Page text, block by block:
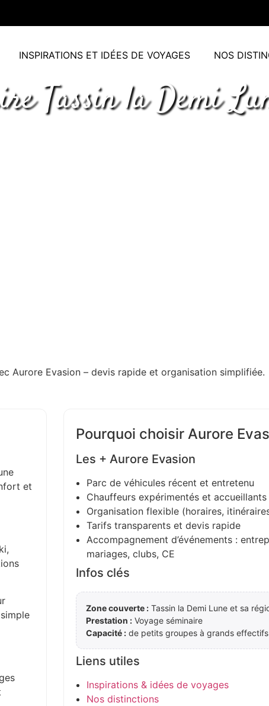
INSPIRATIONS ET IDÉES DE VOYAGES NOS
Tassin la Demi
Aurore Evasion – devis rapide et organisation simplifiée.
et
Pourquoi choisir Aurore
Les + Aurore Evasion
Parc de véhicules récent et entretenu
Chauffeurs expérimentés et accueillants
Organisation flexible (horaires,
Tarifs transparents et devis rapide
Accompagnement d’événements :
mariages, clubs, CE
Infos clés
Zone couverte : Tassin la Demi Lune et sa
Prestation : Voyage séminaire
Capacité : de petits groupes à grands effectifs
Liens utiles
Inspirations & idées de voyages
Nos distinctions